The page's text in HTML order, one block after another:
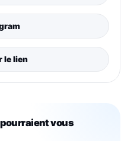
le lien
vous